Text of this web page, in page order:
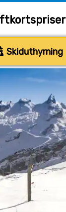
Skiduthyrning